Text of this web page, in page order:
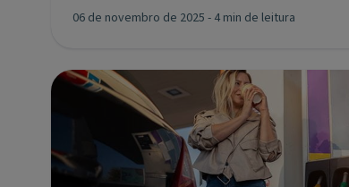
06 de novembro de 2025 - 4 min de leitura